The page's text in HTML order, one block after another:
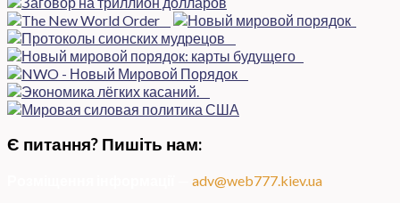
Є питання? Пишіть нам:
adv@web777.kiev.ua